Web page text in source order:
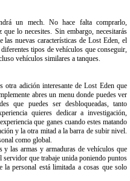
un mech. No hace falta comprarlo,
lo necesites. Sin embargo, necesitarás
nuevas características de Lost Eden, el
tipos de vehículos que conseguir,
vehículos similares a tanques.
otra adición interesante de Lost Eden que
abres un menu donde puedes ver
que puedes ser desbloqueadas, tanto
quieres dedicar a investigación,
que ganes cuando estes matando
y la otra mitad a la barra de subir nivel.
como global.
las armas y armaduras de vehículos que
servidor que trabaje unida poniendo puntos
la personal está limitada a cosas que solo